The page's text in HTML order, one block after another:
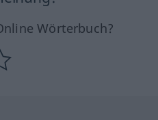
Wörterbuch?